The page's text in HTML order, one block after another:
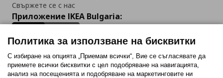
Свържете се с нас
Приложение IKEA Bulgaria:
Последвайте ни:
Политика за използване на бисквитки
С избиране на опцията „Приемам всички“, Вие се съгласявате да
приемете всички бисквитки с цел подобряване на навигацията,
анализ на посещенията и подобряване на маркетинговите ни